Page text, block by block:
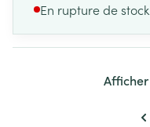
En rupture de stock
Afficher